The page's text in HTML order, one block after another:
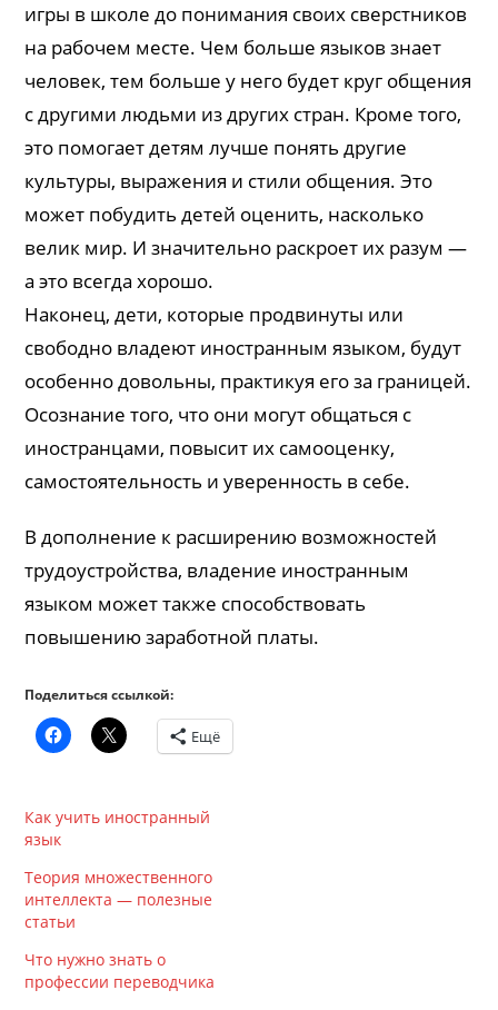
игры в школе до понимания своих сверстников
на рабочем месте. Чем больше языков знает
человек, тем больше у него будет круг общения
с другими людьми из других стран. Кроме того,
это помогает детям лучше понять другие
культуры, выражения и стили общения. Это
может побудить детей оценить, насколько
велик мир. И значительно раскроет их разум —
а это всегда хорошо.
Наконец, дети, которые продвинуты или
свободно владеют иностранным языком, будут
особенно довольны, практикуя его за границей.
Осознание того, что они могут общаться с
иностранцами, повысит их самооценку,
самостоятельность и уверенность в себе.
В дополнение к расширению возможностей
трудоустройства, владение иностранным
языком может также способствовать
повышению заработной платы.
Поделиться ссылкой:
Ещё
Как учить иностранный
язык
Теория множественного
интеллекта — полезные
статьи
Что нужно знать о
профессии переводчика